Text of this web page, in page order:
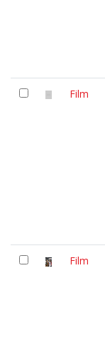
Film
Film